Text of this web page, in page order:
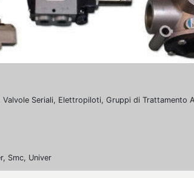
Seriali, Elettropiloti, Gruppi di Trattamento
Smc, Univer